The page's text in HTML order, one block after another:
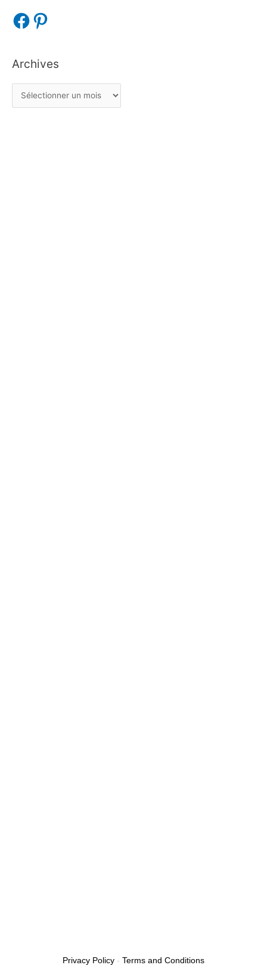
Archives
Privacy Policy - Terms and Conditions